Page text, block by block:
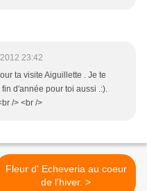
23:42
ta visite Aiguillette . Je te
d'année pour toi aussi .:).
/> <br />
Fleur d' Echeveria au coeur
de l'hiver. >